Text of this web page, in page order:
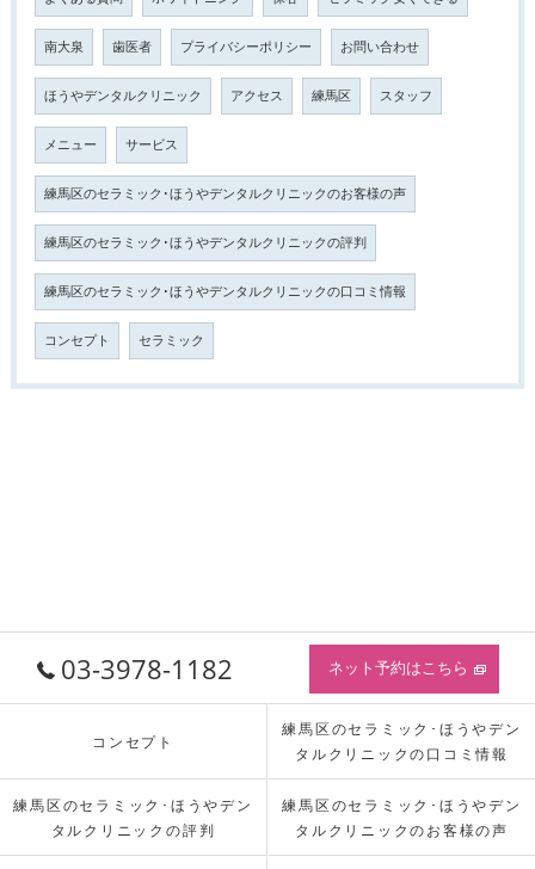
南大泉 歯医者 プライバシーポリシー お問い合わせ
ほうやデンタルクリニック アクセス 練馬区 スタッフ
メニュー サービス
練馬区のセラミック･ほうやデンタルクリニックのお客様の声
練馬区のセラミック･ほうやデンタルクリニックの評判
練馬区のセラミック･ほうやデンタルクリニックの口コミ情報
コンセプト セラミック
03-3978-1182 ネット予約はこちら
コンセプト
練馬区のセラミック･ほうやデン
タルクリニックの口コミ情報
練馬区のセラミック･ほうやデン
タルクリニックの評判
練馬区のセラミック･ほうやデン
タルクリニックのお客様の声